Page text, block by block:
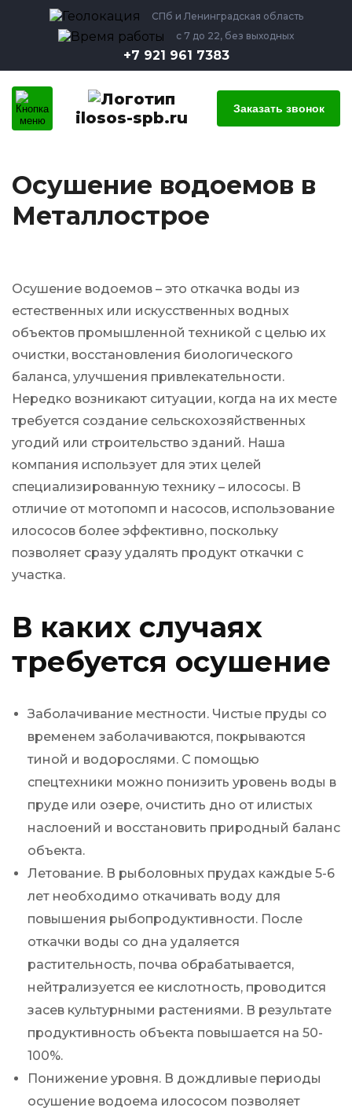
СПб и Ленинградская область
с 7 до 22, без выходных
+7 921 961 7383
ilosos-spb.ru
Заказать звонок
Осушение водоемов в
Металлострое
Осушение водоемов – это откачка воды из
естественных или искусственных водных
объектов промышленной техникой с целью их
очистки, восстановления биологического
баланса, улучшения привлекательности.
Нередко возникают ситуации, когда на их месте
требуется создание сельскохозяйственных
угодий или строительство зданий. Наша
компания использует для этих целей
специализированную технику – илососы. В
отличие от мотопомп и насосов, использование
илососов более эффективно, поскольку
позволяет сразу удалять продукт откачки с
участка.
В каких случаях
требуется осушение
Заболачивание местности. Чистые пруды со
временем заболачиваются, покрываются
тиной и водорослями. С помощью
спецтехники можно понизить уровень воды в
пруде или озере, очистить дно от илистых
наслоений и восстановить природный баланс
объекта.
Летование. В рыболовных прудах каждые 5-6
лет необходимо откачивать воду для
повышения рыбопродуктивности. После
откачки воды со дна удаляется
растительность, почва обрабатывается,
нейтрализуется ее кислотность, проводится
засев культурными растениями. В результате
продуктивность объекта повышается на 50-
100%.
Понижение уровня. В дождливые периоды
осушение водоема илососом позволяет